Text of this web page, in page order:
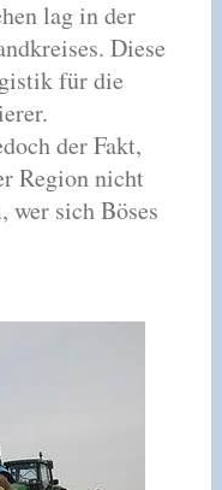
lag in der
Diese
für die
der Fakt,
Region nicht
sich Böses